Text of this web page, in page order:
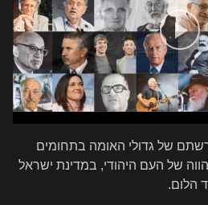
של גדולי האומה בתחומים
של העם היהודי, במדינת ישראל
הלום.